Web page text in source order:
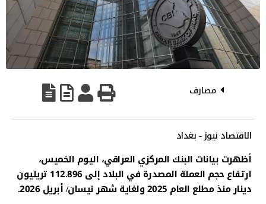
مصارف
الاقتصاد نيوز - بغداد
أظهرت بيانات البنك المركزي العراقي، اليوم الخميس،
ارتفاع حجم العملة المصدرة في البلاد إلى 112.896 تريليون
دينار منذ مطلع العام 2025 ولغاية شهر نيسان/ أبريل 2026.